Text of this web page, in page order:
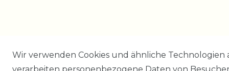
Wir verwenden Cookies und ähnliche